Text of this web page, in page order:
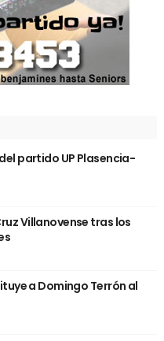
partido UP Plasencia-
Villanovense tras los
a Domingo Terrón al